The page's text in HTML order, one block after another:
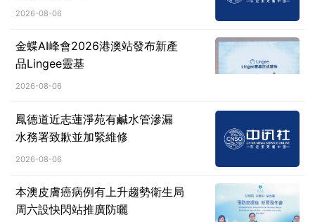
2026-08-06
金蝶AI峰會2026港澳站發布新產
品Lingee靈基
2026-08-06
鳳德道近志蓮淨苑有鹹水管滲漏
水務署致歉並加緊維修
2026-08-06
本澳皮膚癌病例有上升趨勢衛生局
周六設快閃站推廣防曬